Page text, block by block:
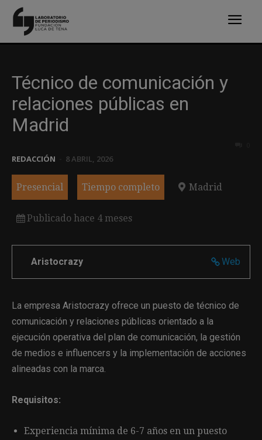
Técnico de comunicación y
relaciones públicas en
Madrid
REDACCIÓN 8 ABRIL, 2026
Presencial Tiempo completo Madrid
Publicado hace 4 meses
Web
Aristocrazy
La empresa Aristocrazy ofrece un puesto de técnico de
comunicación y relaciones públicas orientado a la
ejecución operativa del plan de comunicación, la gestión
de medios e influencers y la implementación de acciones
alineadas con la marca.
Requisitos:
Experiencia mínima de 6-7 años en un puesto